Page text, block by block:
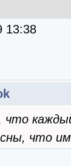
13:38
что
что